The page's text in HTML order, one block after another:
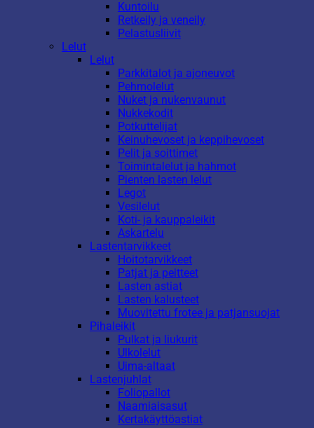
Kuntoilu
Retkeily ja veneily
Pelastusliivit
Lelut
Lelut
Parkkitalot ja ajoneuvot
Pehmolelut
Nuket ja nukenvaunut
Nukkekodit
Potkuttelijat
Keinuhevoset ja keppihevoset
Pelit ja soittimet
Toimintalelut ja hahmot
Pienten lasten lelut
Legot
Vesilelut
Koti- ja kauppaleikit
Askartelu
Lastentarvikkeet
Hoitotarvikkeet
Patjat ja peitteet
Lasten astiat
Lasten kalusteet
Muovitettu frotee ja patjansuojat
Pihaleikit
Pulkat ja liukurit
Ulkolelut
Uima-altaat
Lastenjuhlat
Foliopallot
Naamiaisasut
Kertakäyttöastiat